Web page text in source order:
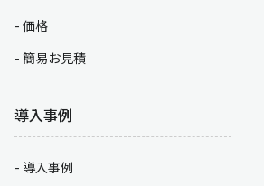
価格
簡易お見積
導入事例
導入事例